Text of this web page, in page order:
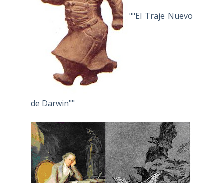
""El Traje Nuevo
de Darwin""